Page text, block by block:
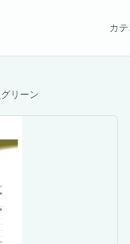
カ
リーン